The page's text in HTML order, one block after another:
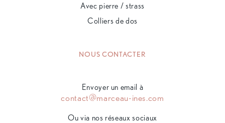
Avec pierre / strass
Colliers de dos
NOUS CONTACTER
Envoyer un email à
contact@marceau-ines.com
Ou via nos réseaux sociaux